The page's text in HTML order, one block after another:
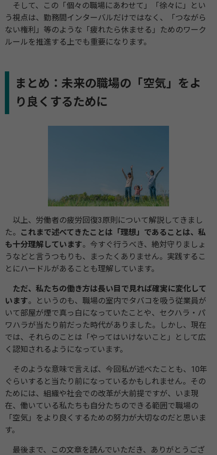
そして、この「個々の職場にあわせて」「徐々に」とい
う視点は、勤務間インターバルだけではなく、「つながら
ない権利」等のような「疲れたら休ませる」ためのワーク
ルールを推進する上でも重要になります。
まとめ：未来の職場の「空気」をよ
り良くするために
以上、労働者の疲労回復3原則について解説してきまし
た。
これまで述べてきたことは「理想」であることは、私
も十分理解しています。今すぐ行うべき、絶対守りましょ
うなどと言うつもりも、まったくありません。実践するこ
とにハードルがあることも理解しています。
ただ、私たちの働き方は長い目で見れば確実に変化して
います。というのも、職場の室内でタバコを吸う従業員が
いて部屋が煙で真っ白になっていたことや、セクハラ・パ
ワハラが当たり前だった時代がありました。しかし、現在
では、それらのことは「やってはいけないこと」として広
く認知されるようになっています。
そのような意味で言えば、今回私が述べたことも、10年
ぐらいすると当たり前になっているかもしれません。その
ためには、組織や社会での改革が大前提ですが、いま現
在、働いている私たちも自分たちのできる範囲で職場の
「空気」をより良くするための努力が大切なのだと思いま
す。
最後まで、この文章を読んでいただき、ありがとうござ